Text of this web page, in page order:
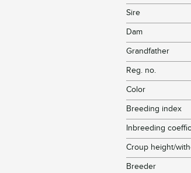
Sire
Dam
Grandfather
Reg. no.
Color
Breeding index
Inbreeding
Croup height/
Breeder